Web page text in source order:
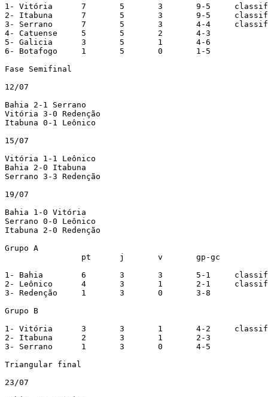
1- Vitória	7	5	3	9-5	classificado
2- Itabuna	7	5	3	9-5	classificado
3- Serrano	7	5	3	4-4	classificado
4- Catuense	5	5	2	4-3
5- Galicia	3	5	1	4-6
6- Botafogo	1	5	0	1-5
Fase Semifinal
12/07
Bahia 2-1 Serrano
Vitória 3-0 Redenção
Itabuna 0-1 Leônico
15/07
Vitória 1-1 Leônico
Bahia 2-0 Itabuna
Serrano 3-3 Redenção
19/07
Bahia 1-0 Vitória
Serrano 0-0 Leônico
Itabuna 2-0 Redenção
Grupo A
1- Bahia	6	3	3	5-1	classificado
2- Leônico	4	3	1	2-1	classificado
3- Redenção	1	3	0	3-8
Grupo B
1- Vitória	3	3	1	4-2	classificado
2- Itabuna	2	3	1	2-3
3- Serrano	1	3	0	4-5
Triangular final
23/07